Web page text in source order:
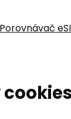
Porovnávač